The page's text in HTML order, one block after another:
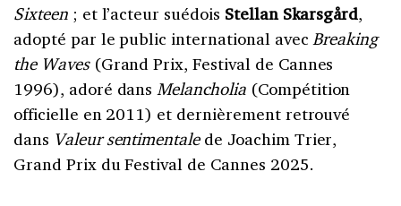
Sixteen; et l’acteur suédois Stellan Skarsgård,
adopté par le public international avecBreaking
the Waves(Grand Prix, Festival de Cannes
1996), adoré dansMelancholia(Compétition
officielle en 2011) et dernièrement retrouvé
dans Valeur sentimentalede Joachim Trier,
Grand Prix du Festival de Cannes 2025.